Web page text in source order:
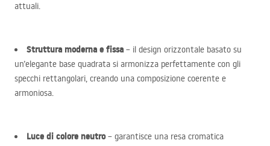
attuali.
Struttura moderna e fissa – il design orizzontale basato su
un’elegante base quadrata si armonizza perfettamente con gli
specchi rettangolari, creando una composizione coerente e
armoniosa.
Luce di colore neutro– garantisce una resa cromatica